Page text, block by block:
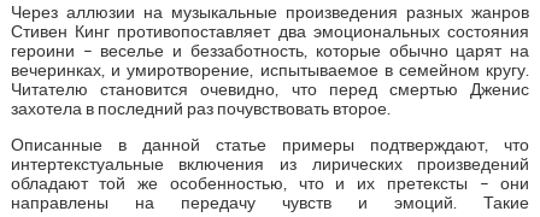
Через аллюзии на музыкальные произведения разных жанров
Стивен Кинг противопоставляет два эмоциональных состояния
героини – веселье и беззаботность, которые обычно царят на
вечеринках, и умиротворение, испытываемое в семейном кругу.
Читателю становится очевидно, что перед смертью Дженис
захотела в последний раз почувствовать второе.
Описанные в данной статье примеры подтверждают, что
интертекстуальные включения из лирических произведений
обладают той же особенностью, что и их претексты – они
направлены на передачу чувств и эмоций. Такие